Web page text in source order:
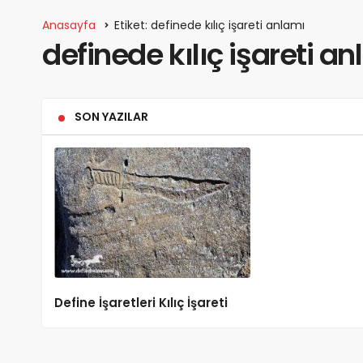
Anasayfa Etiket: definede kılıç işareti anlamı
definede kılıç işareti
SON YAZILAR
Define İşaretleri Kılıç İşareti